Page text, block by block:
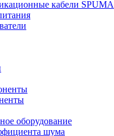
кабели SPUMA
оборудование
шума